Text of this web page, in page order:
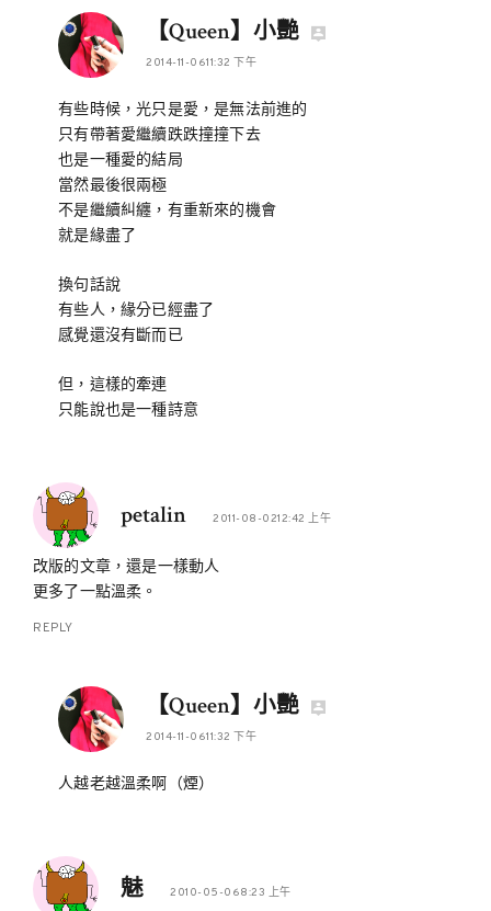
【Queen】小艷
2014-11-0611:32 下午
有些時候，光只是愛，是無法前進的
只有帶著愛繼續跌跌撞撞下去
也是一種愛的結局
當然最後很兩極
不是繼續糾纏，有重新來的機會
就是緣盡了
換句話說
有些人，緣分已經盡了
感覺還沒有斷而已
但，這樣的牽連
只能說也是一種詩意
petalin 2011-08-0212:42 上午
改版的文章，還是一樣動人
更多了一點溫柔。
REPLY
【Queen】小艷
2014-11-0611:32 下午
人越老越溫柔啊（煙）
魅 2010-05-068:23 上午